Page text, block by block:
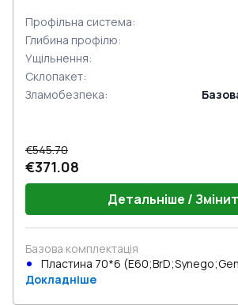
Профільна система:
Глибина профілю:
Ущільнення:
Склопакет:
Зламобезпека:
€545.70
€371.08
Детальніше /
Базова комплектація
Пластина 70*6
Докладніше